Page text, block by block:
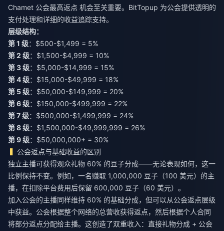
Chamet 公会最高返点 机会至关重要。BitTopup 为公会提供透明的
支付处理和详细的收益追踪支持。
层级结构：
第 1 级：$500-$1,499 = 5%
第 2 级：$1,500-$4,999 = 10%
第 3 级：$5,000-$14,999 = 15%
第 4 级：$15,000-$49,999 = 18%
第 5 级：$50,000-$149,999 = 20%
第 6 级：$150,000-$499,999 = 22%
第 7 级：$500,000-$1,499,999 = 24%
第 8 级：$1,500,000-$49,999,999 = 26%
第 9 级：$50,000,000+ = 30%
公会返点与基础收益的区别
独立主播可获得观众礼物 60% 的豆子分成——无论表现如何，这一
比例保持不变。例如，一名赚取 1,000,000 豆子（100 美元）的主
播，在扣除平台费用后保留 600,000 豆子（60 美元）。
加入公会的主播同样维持 60% 的基础分成，但可以从公会返点层级
中获益。公会根据整个网络的总营收获得返点，然后根据个人合同
将部分返点分配给主播。这创造了双重收入：直接礼物分成 + 公会